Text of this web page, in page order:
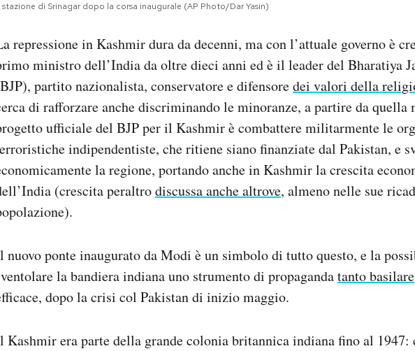
di Srinagar dopo la corsa inaugurale (AP Photo/Dar Yasin)
repressione in Kashmir dura da decenni, ma con l’attuale governo è
ministro dell’India da oltre dieci anni ed è il leader del Bharatiya
partito nazionalista, conservatore e difensoredei valori della
di rafforzare anche discriminando le minoranze, a partire da quella
ufficiale del BJP per il Kashmir è combattere militarmente le
indipendentiste, che ritiene siano finanziate dal Pakistan, e
la regione, portando anche in Kashmir la crescita
(crescita peraltrodiscussa anche altrove, almeno nelle sue
nuovo ponte inaugurato da Modi è un simbolo di tutto questo, e la
la bandiera indiana uno strumento di propagandatanto basilare
dopo la crisi col Pakistan di inizio maggio.
Kashmir era parte della grande colonia britannica indiana fino al 1947: